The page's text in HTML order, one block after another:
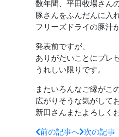
数年間、平田牧場さん
豚さんをふんだんに入
フリーズドライの豚汁
発表前ですが、
ありがたいことにプレ
うれしい限りです。
またいろんなご縁がこ
広がりそうな気がして
新田さんまたよろしく
前の記事へ 次の記事